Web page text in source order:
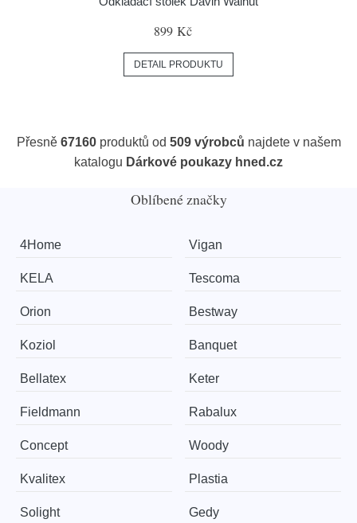
899 Kč
DETAIL PRODUKTU
Přesně 67160produktů od 509 výrobců najdete v našem
katalogu Dárkové poukazy hned.cz
Oblíbené značky
4Home Vigan
KELA Tescoma
Orion Bestway
Koziol Banquet
Bellatex Keter
Fieldmann Rabalux
Concept Woody
Kvalitex Plastia
Solight Gedy